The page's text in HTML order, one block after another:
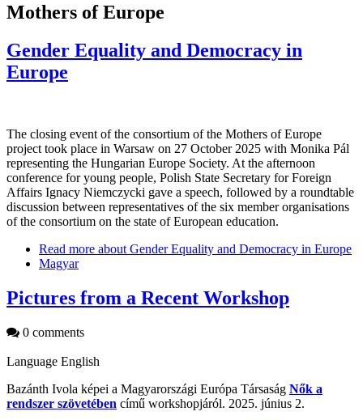
Mothers of Europe
Gender Equality and Democracy in
Europe
The closing event of the consortium of the Mothers of Europe
project took place in Warsaw on 27 October 2025 with Monika Pál
representing the Hungarian Europe Society. At the afternoon
conference for young people, Polish State Secretary for Foreign
Affairs Ignacy Niemczycki gave a speech, followed by a roundtable
discussion between representatives of the six member organisations
of the consortium on the state of European education.
Read more about Gender Equality and Democracy in Europe
Magyar
Pictures from a Recent Workshop
0 comments
Language English
Bazánth Ivola képei a Magyarországi Európa Társaság Nők a
rendszer szövetében című workshopjáról. 2025. június 2.